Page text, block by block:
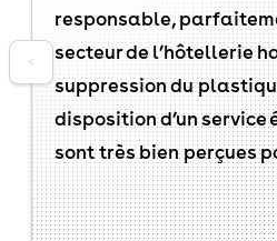
responsable,
secteur de l’hôtellerie
suppression du
disposition d’un
sont très bien perçues
<